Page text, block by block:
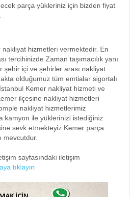
parça yükleriniz için bizden fiyat
nakliyat hizmetleri vermektedir. En
tercihinizde Zaman taşımacılık yanı
şehir içi ve şehirler arası nakliyat
olduğumuz tüm emtialar sigortalı
Kemer nakliyat hizmeti ve
ilçesine nakliyat hizmetleri
nakliyat hizmetlerimiz
kamyon ile yüklerinizi istediğiniz
sevk etmekteyiz Kemer parça
mevcutdur.
sayfasındaki iletişim
tıklayın